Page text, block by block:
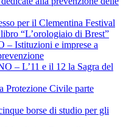
per il Clementina Festival
“L’orologiaio di Brest”
Istituzioni e imprese a
– L’11 e il 12 la Sagra del
Protezione Civile parte
borse di studio per gli